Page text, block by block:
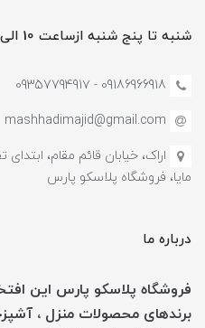
شنبه تا پنج شنبه ازساعت 10 الی 22 پاسخگوی شما هستیم
09186966918 - 0935779491۷
mashhadimajid@gmail.com
اراک، خیابان قائم مقام،
مایا، فروشگاه پلاسکو پارس
درباره ما
فروشگاه پلاسکو پارس این
برندهای محصولات منزل ،